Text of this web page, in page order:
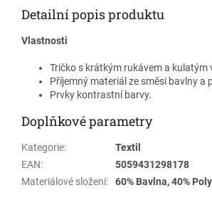
Detailní popis produktu
Vlastnosti
Tričko s krátkým rukávem a kulatým
Příjemný materiál ze směsi bavlny a
Prvky kontrastní barvy.
Doplňkové parametry
Kategorie:
Textil
EAN:
5059431298178
Materiálové složení: 60% Bavlna, 40%